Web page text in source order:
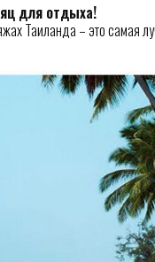
для отдыха!
Таиланда – это самая